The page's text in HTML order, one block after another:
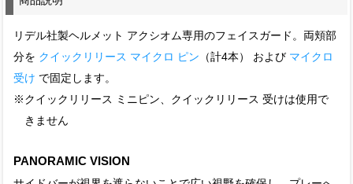
リデル社製ヘルメット アクシオム専用のフェイスガード。両頬部
分を クイックリリース マイクロ ピン （計4本） および マイクロ
受け で固定します。
※クイックリリース ミニピン、クイックリリース 受けは使用で
きません
PANORAMIC VISION